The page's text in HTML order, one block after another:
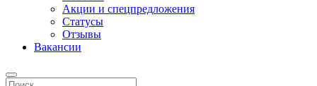
Акции и спецпредложения
Статусы
Отзывы
Вакансии